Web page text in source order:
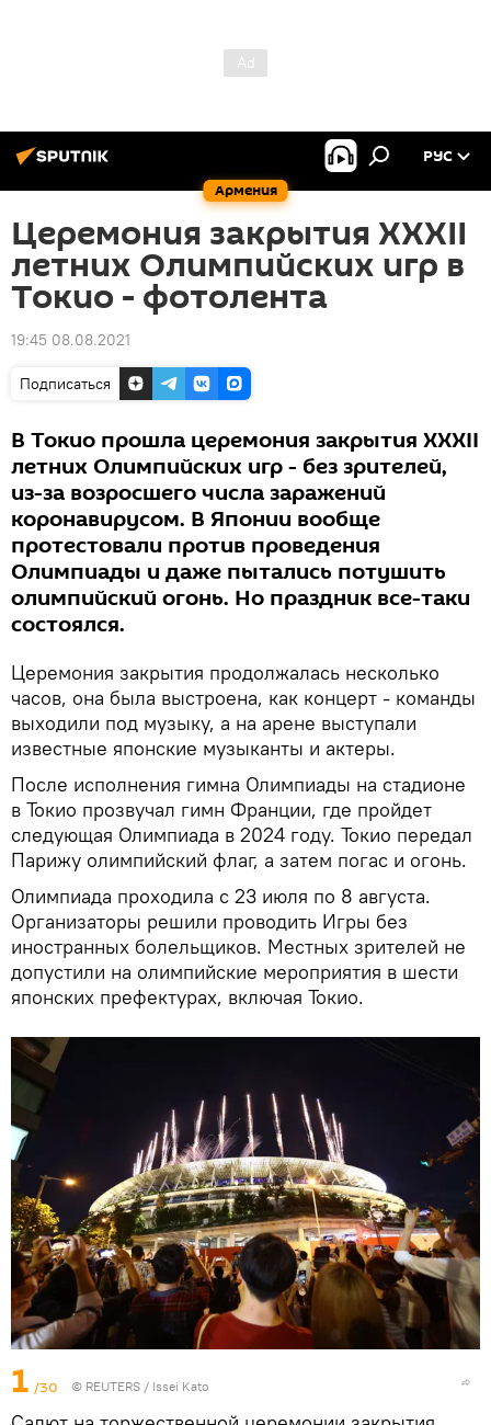
Армения
РУС
Церемония закрытия XXXII
летних Олимпийских игр в
Токио - фотолента
19:45 08.08.2021
Подписаться
В Токио прошла церемония закрытия XXXII
летних Олимпийских игр - без зрителей,
из-за возросшего числа заражений
коронавирусом. В Японии вообще
протестовали против проведения
Олимпиады и даже пытались потушить
олимпийский огонь. Но праздник все-таки
состоялся.
Церемония закрытия продолжалась несколько
часов, она была выстроена, как концерт - команды
выходили под музыку, а на арене выступали
известные японские музыканты и актеры.
После исполнения гимна Олимпиады на стадионе
в Токио прозвучал гимн Франции, где пройдет
следующая Олимпиада в 2024 году. Токио передал
Парижу олимпийский флаг, а затем погас и огонь.
Олимпиада проходила с 23 июля по 8 августа.
Организаторы решили проводить Игры без
иностранных болельщиков. Местных зрителей не
допустили на олимпийские мероприятия в шести
японских префектурах, включая Токио.
1 /30 © REUTERS / Issei Kato